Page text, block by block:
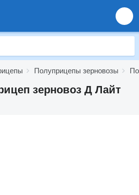
Полуприцепы зерновозы
зерновоз Д Лайт